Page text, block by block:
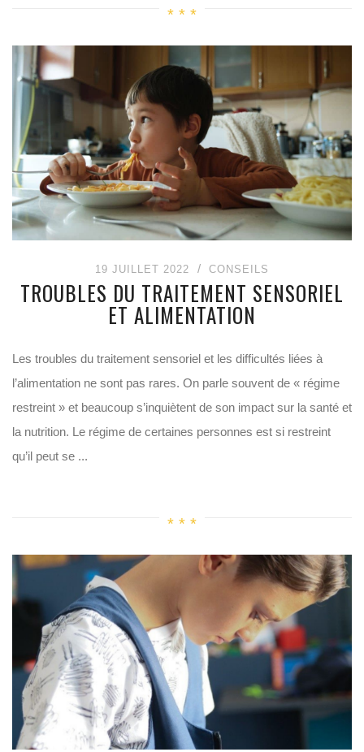
19 JUILLET 2022 CONSEILS
TROUBLES DU TRAITEMENT SENSORIEL
ET ALIMENTATION
Les troubles du traitement sensoriel et les difficultés liées à
l’alimentation ne sont pas rares. On parle souvent de « régime
restreint » et beaucoup s’inquiètent de son impact sur la santé et
la nutrition. Le régime de certaines personnes est si restreint
qu’il peut se ...